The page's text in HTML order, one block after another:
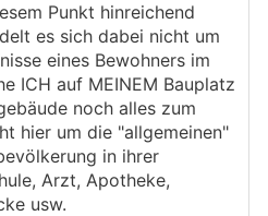
Punkt hinreichend
es sich dabei nicht um
eines Bewohners im
ICH auf MEINEM Bauplatz
noch alles zum
hier um die "allgemeinen"
in ihrer
Arzt, Apotheke,
usw.